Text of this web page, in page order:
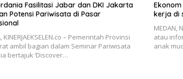
Fasilitasi Jabar dan DKI Jakarta
Potensi Pariwisata di Pasar
KINERJAEKSELEN.co – Pemerintah Provinsi
ambil bagian dalam Seminar Pariwisata
bertajuk ‘Discover…
kerja di
MEDAN,
atau
anak